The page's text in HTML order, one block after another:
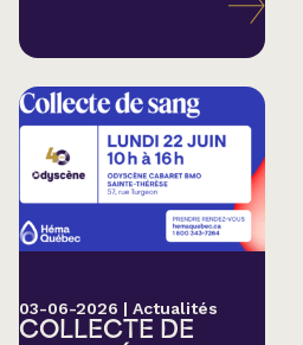
03-06-2026 | Actualités
COLLECTE DE